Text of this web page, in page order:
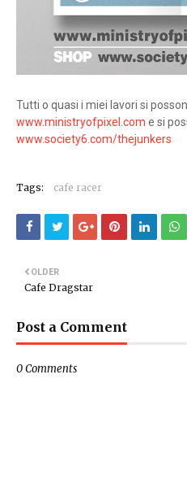
Tutti o quasi i miei lavori si
www.ministryofpixel.com e si
www.society6.com/thejunkers
Tags: cafe racer
OLDER
Cafe Dragstar
Post a Comment
0 Comments